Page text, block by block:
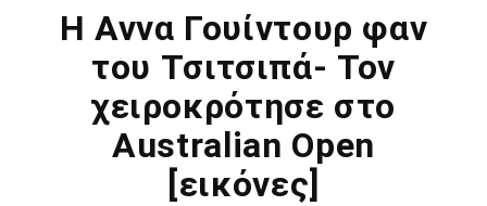
Η Αννα Γουίντουρ φαν
του Τσιτσιπά- Τον
χειροκρότησε στο
Australian Open
[εικόνες]